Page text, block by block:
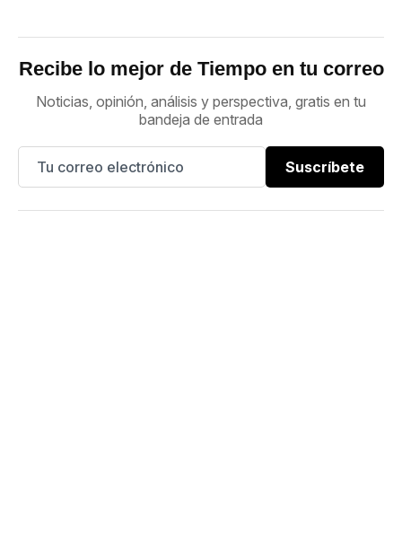
Recibe lo mejor de Tiempo en tu correo
Noticias, opinión, análisis y perspectiva, gratis en tu
bandeja de entrada
Suscríbete